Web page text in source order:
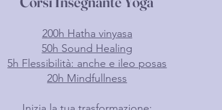
200h Hatha vinyasa
50h Sound Healing
5h Flessibilità: anche e ileo posas
20h Mindfullness